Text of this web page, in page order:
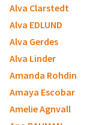
Alva Clarstedt
Alva EDLUND
Alva Gerdes
Alva Linder
Amanda Rohdin
Amaya Escobar
Amelie Agnvall